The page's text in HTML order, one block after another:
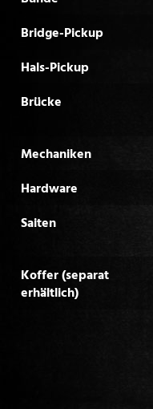
Bridge-Pickup
Hals-Pickup
Brücke
Mechaniken
Hardware
Saiten
Koffer (separat
erhältlich)